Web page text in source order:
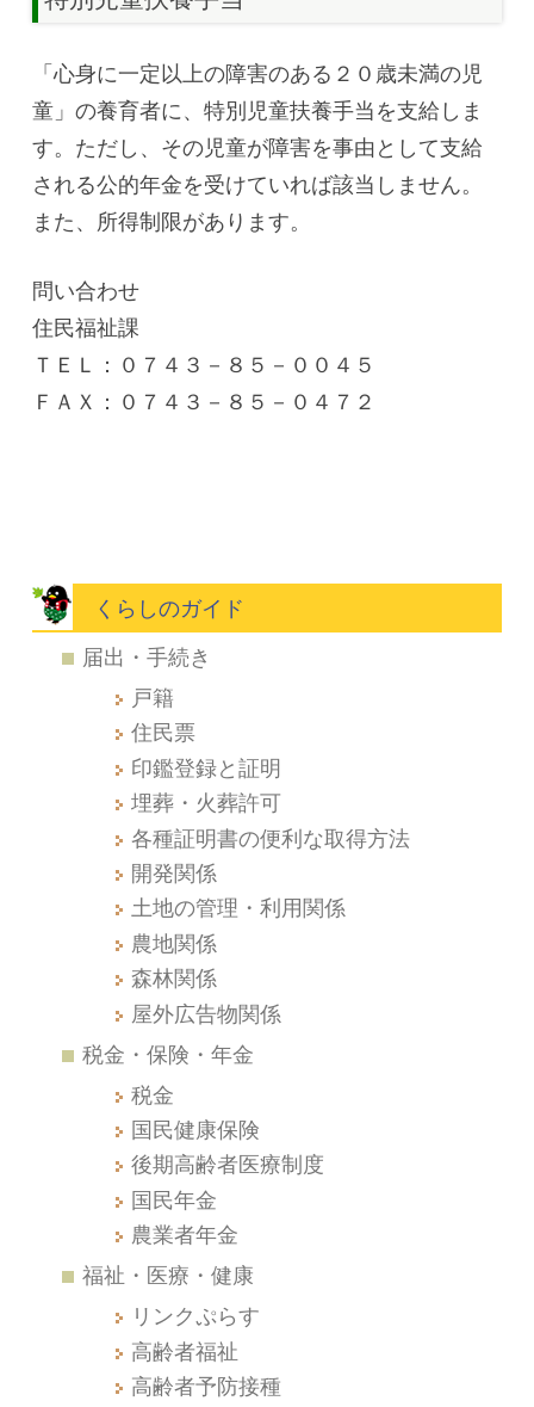
「心身に一定以上の障害のある２０歳未満の児
童」の養育者に、特別児童扶養手当を支給しま
す。ただし、その児童が障害を事由として支給
される公的年金を受けていれば該当しません。
また、所得制限があります。
問い合わせ
住民福祉課
ＴＥＬ：０７４３－８５－００４５
ＦＡＸ：０７４３－８５－０４７２
くらしのガイド
届出・手続き
戸籍
住民票
印鑑登録と証明
埋葬・火葬許可
各種証明書の便利な取得方法
開発関係
土地の管理・利用関係
農地関係
森林関係
屋外広告物関係
税金・保険・年金
税金
国民健康保険
後期高齢者医療制度
国民年金
農業者年金
福祉・医療・健康
リンクぷらす
高齢者福祉
高齢者予防接種